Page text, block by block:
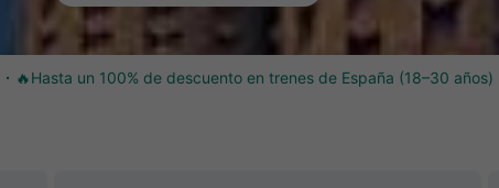
🔥Hasta un 100% de descuento en trenes de España (18–30 años)